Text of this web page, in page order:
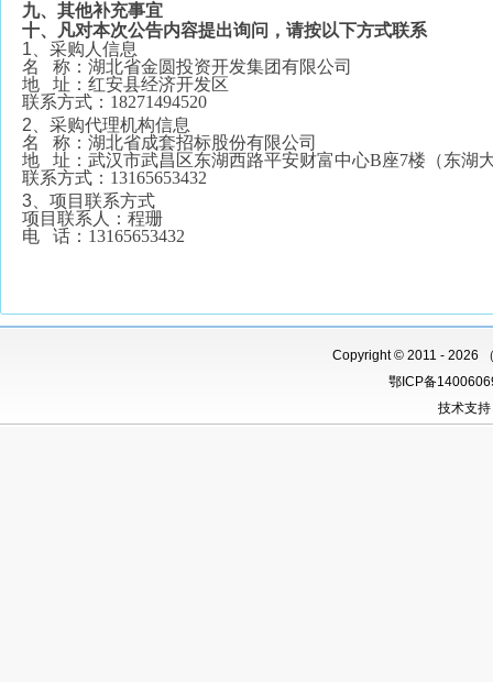
九、其他补充事宜
十、凡对本次公告内容提出询问，请按以下方式联系
1、采购人信息
名
称：湖北省金圆投资开发集团有限公司
地 址：红安县经济开发区
联系方式： 18271494520
2、采购代理机构信息
名
称：湖北省成套招标股份有限公司
地 址：武汉市武昌区东湖西路平安财富中心B座7楼（东湖
联系方式： 13165653432
3、项目联系方式
项目联系人：程珊
电 话：13165653432
Copyright© 2011 -2026
鄂ICP备
技术支